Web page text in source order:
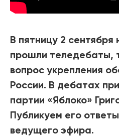
В пятницу 2
прошли теледебаты,
вопрос укрепления
России. В дебатах
партии «Яблоко»
Публикуем его
ведущего эфира.